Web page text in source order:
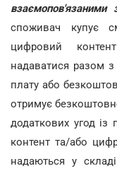
споживач купує
цифровий
надаватися разом
плату або
отримує
додаткових угод
контент та/або
надаються у